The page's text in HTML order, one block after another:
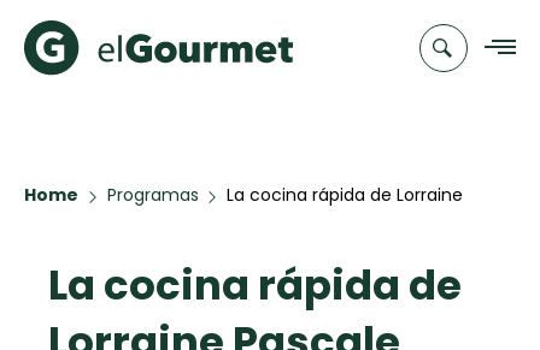
Recetas
Populares
Categorias
Canal de
Home Programas
La cocina rápida de Lorraine
La cocina rápida de